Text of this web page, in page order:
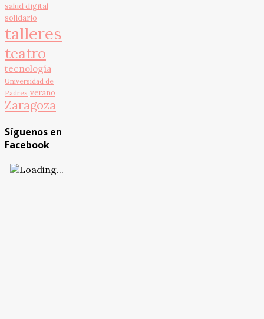
salud digital
solidario
talleres
teatro
tecnología
Universidad de
Padres verano
Zaragoza
Síguenos en
Facebook